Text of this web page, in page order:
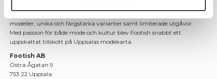
modeller, unika och färgstarka varianter samt limiterade utgåvor.
Med passion för både mode och kultur blev Footish snabbt ett
uppskattat tillskott på Uppsalas modekarta.
Footish AB
Östra Ågatan 9
753 22 Uppsala